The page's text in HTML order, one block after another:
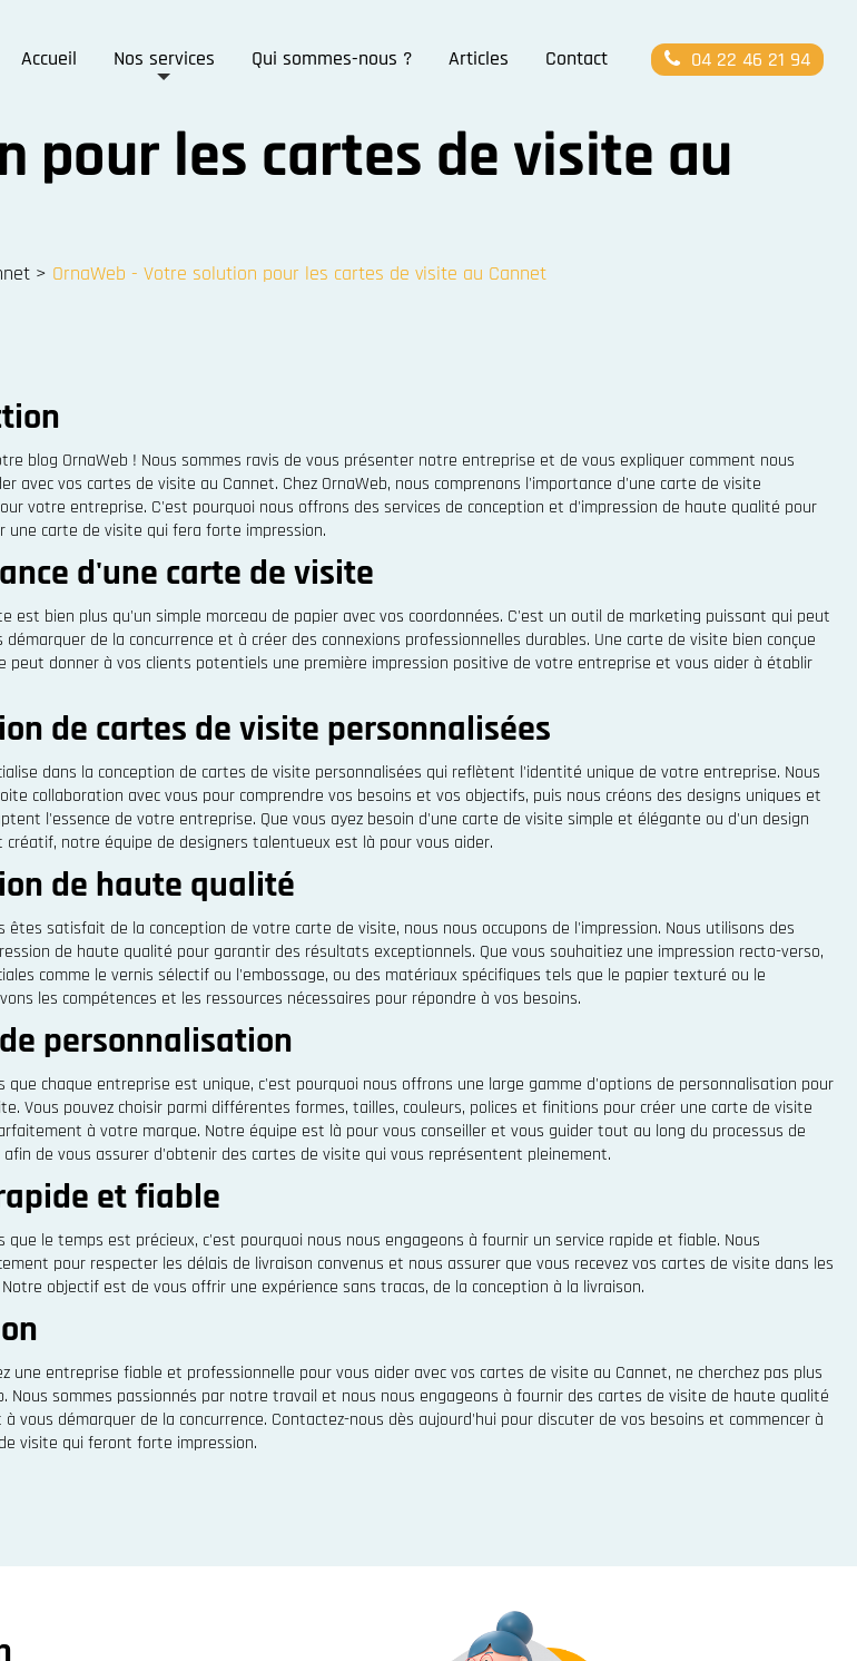
Accueil Nos services Qui sommes-nous ? Articles Contact 04 22 46 21 94
pour les cartes de visite au
> OrnaWeb - Votre solution pour les cartes de visite au Cannet
blog OrnaWeb ! Nous sommes ravis de vous présenter notre entreprise et de vous expliquer comment nous
avec vos cartes de visite au Cannet. Chez OrnaWeb, nous comprenons l'importance d'une carte de visite
votre entreprise. C'est pourquoi nous offrons des services de conception et d'impression de haute qualité pour
une carte de visite qui fera forte impression.
d'une carte de visite
est bien plus qu'un simple morceau de papier avec vos coordonnées. C'est un outil de marketing puissant qui peut
démarquer de la concurrence et à créer des connexions professionnelles durables. Une carte de visite bien conçue
peut donner à vos clients potentiels une première impression positive de votre entreprise et vous aider à établir
de cartes de visite personnalisées
dans la conception de cartes de visite personnalisées qui reflètent l'identité unique de votre entreprise. Nous
collaboration avec vous pour comprendre vos besoins et vos objectifs, puis nous créons des designs uniques et
l'essence de votre entreprise. Que vous ayez besoin d'une carte de visite simple et élégante ou d'un design
créatif, notre équipe de designers talentueux est là pour vous aider.
de haute qualité
êtes satisfait de la conception de votre carte de visite, nous nous occupons de l'impression. Nous utilisons des
de haute qualité pour garantir des résultats exceptionnels. Que vous souhaitiez une impression recto-verso,
comme le vernis sélectif ou l'embossage, ou des matériaux spécifiques tels que le papier texturé ou le
les compétences et les ressources nécessaires pour répondre à vos besoins.
personnalisation
que chaque entreprise est unique, c'est pourquoi nous offrons une large gamme d'options de personnalisation pour
Vous pouvez choisir parmi différentes formes, tailles, couleurs, polices et finitions pour créer une carte de visite
à votre marque. Notre équipe est là pour vous conseiller et vous guider tout au long du processus de
de vous assurer d'obtenir des cartes de visite qui vous représentent pleinement.
et fiable
que le temps est précieux, c'est pourquoi nous nous engageons à fournir un service rapide et fiable. Nous
pour respecter les délais de livraison convenus et nous assurer que vous recevez vos cartes de visite dans les
objectif est de vous offrir une expérience sans tracas, de la conception à la livraison.
une entreprise fiable et professionnelle pour vous aider avec vos cartes de visite au Cannet, ne cherchez pas plus
Nous sommes passionnés par notre travail et nous nous engageons à fournir des cartes de visite de haute qualité
vous démarquer de la concurrence. Contactez-nous dès aujourd'hui pour discuter de vos besoins et commencer à
visite qui feront forte impression.